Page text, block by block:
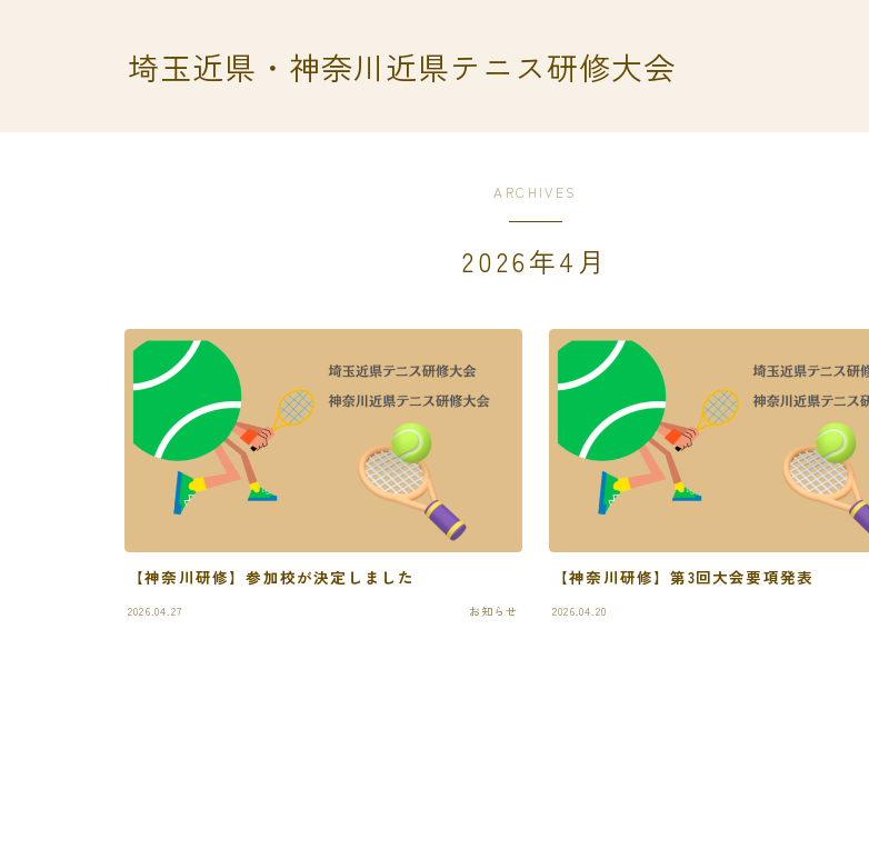
埼玉近県・神奈川近県テニス研修大会
ARCHIVES
2026年4月
【神奈川研修】参加校が決定しました
2026.04.27 お知らせ
【神奈川研修】第3回大会要項発表
2026.04.20